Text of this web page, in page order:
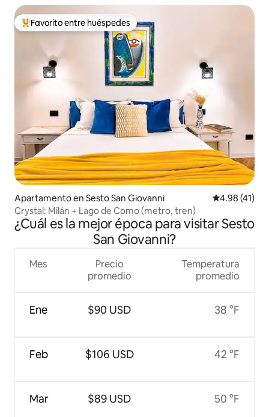
Favorito entre huéspedes preferido
Favorito entre huéspedes
Apartamento en Sesto San Giovanni Calificación
4.98 (41)
Crystal: Milán + Lago de Como (metro, tren)
¿Cuál es la mejor época para visitar Sesto
San Giovanni?
Mes
Ene
Feb
Mar
Precio
promedio
$90 USD
$106 USD
$89 USD
Temperatura
promedio
38 °F
42 °F
50 °F